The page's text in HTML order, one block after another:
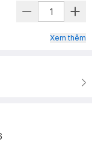
Xem thêm